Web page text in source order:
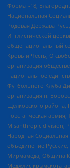
Формат-18,
Национальная
Родовая Держава
Инглистической
общенациональный
Кровь и Честь, О
организация
национальное
Футбольного Клуба
организация п.
Щелковского района,
повстанческая
Misanthropic division,
Народная Социальная
объединение
Мирмамеда, Община
Меджлис